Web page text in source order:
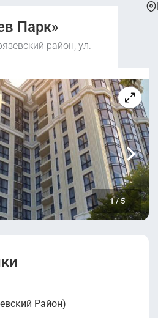
Парк»
район, ул.
1/5
Район)